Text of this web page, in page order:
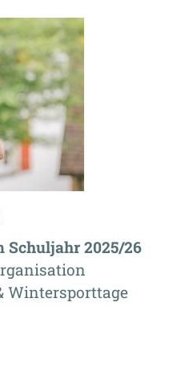
Schuljahr 2025/26
Wintersporttage